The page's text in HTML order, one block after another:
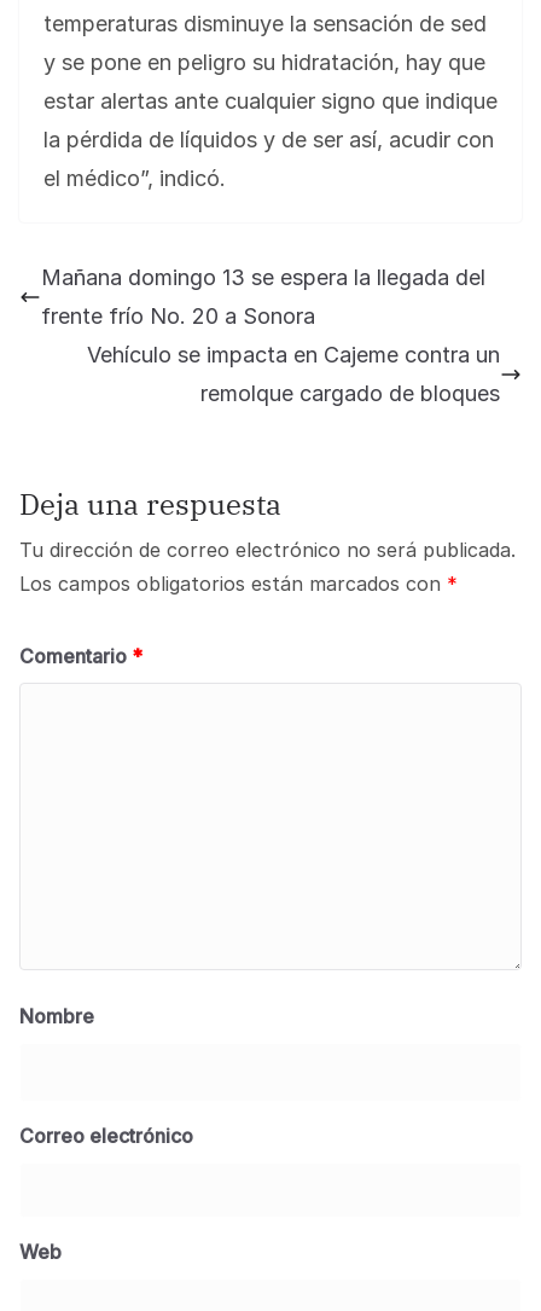
temperaturas disminuye la sensación de sed
y se pone en peligro su hidratación, hay que
estar alertas ante cualquier signo que indique
la pérdida de líquidos y de ser así, acudir con
el médico”, indicó.
Mañana domingo 13 se espera la llegada del
frente frío No. 20 a Sonora
Vehículo se impacta en Cajeme contra un
remolque cargado de bloques
Deja una respuesta
Tu dirección de correo electrónico no será publicada.
Los campos obligatorios están marcados con *
Comentario *
Nombre
Correo electrónico
Web